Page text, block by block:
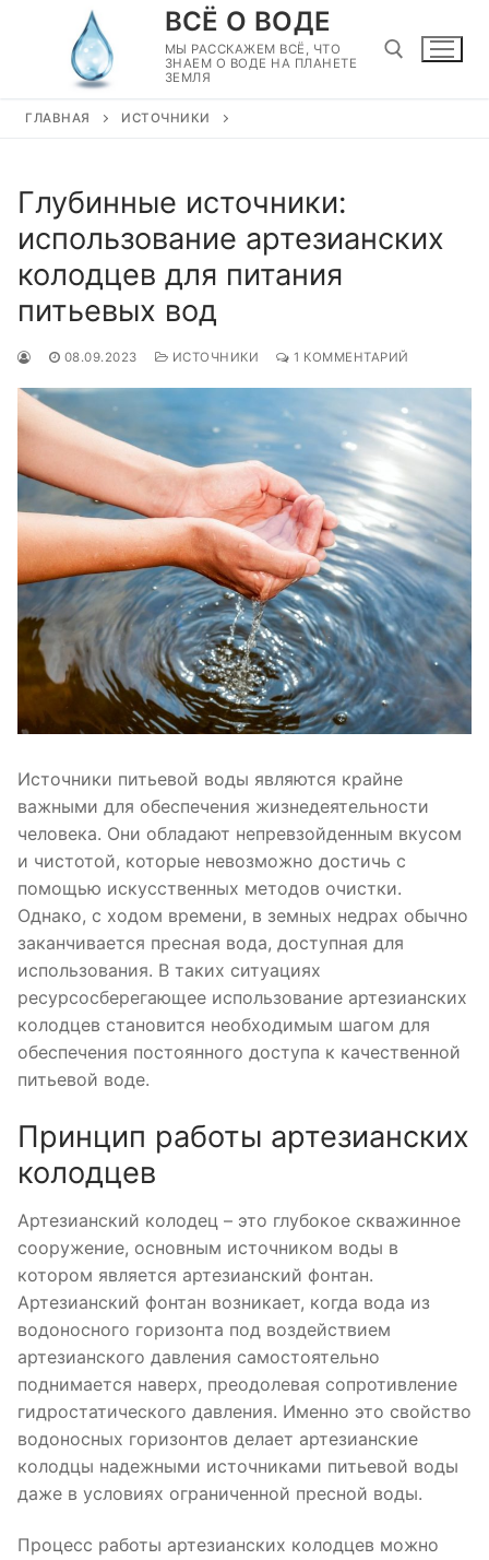
содержимому
ВСЁ О ВОДЕ
МЫ РАССКАЖЕМ ВСЁ, ЧТО
ЗНАЕМ О ВОДЕ НА ПЛАНЕТЕ
ЗЕМЛЯ
ГЛАВНАЯ ИСТОЧНИКИ
Глубинные источники:
использование артезианских
колодцев для питания
питьевых вод
08.09.2023 ИСТОЧНИКИ 1 КОММЕНТАРИЙ
Источники питьевой воды являются крайне
важными для обеспечения жизнедеятельности
человека. Они обладают непревзойденным вкусом
и чистотой, которые невозможно достичь с
помощью искусственных методов очистки.
Однако, с ходом времени, в земных недрах обычно
заканчивается пресная вода, доступная для
использования. В таких ситуациях
ресурсосберегающее использование артезианских
колодцев становится необходимым шагом для
обеспечения постоянного доступа к качественной
питьевой воде.
Принцип работы артезианских
колодцев
Артезианский колодец – это глубокое скважинное
сооружение, основным источником воды в
котором является артезианский фонтан.
Артезианский фонтан возникает, когда вода из
водоносного горизонта под воздействием
артезианского давления самостоятельно
поднимается наверх, преодолевая сопротивление
гидростатического давления. Именно это свойство
водоносных горизонтов делает артезианские
колодцы надежными источниками питьевой воды
даже в условиях ограниченной пресной воды.
Процесс работы артезианских колодцев можно